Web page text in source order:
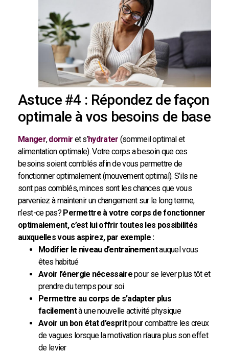
Astuce #4 : Répondez de façon
optimale à vos besoins de base
Manger,dormir et s’hydrater (sommeil optimal et
alimentation optimale). Votre corps a besoin que ces
besoins soient comblés afin de vous permettre de
fonctionner optimalement (mouvement optimal). S’ils ne
sont pas comblés, minces sont les chances que vous
parveniez à maintenir un changement sur le long terme,
n’est-ce pas? Permettre à votre corps de fonctionner
optimalement, c’est lui offrir toutes les possibilités
auxquelles vous aspirez, par exemple :
Modifier le niveau d’entraînementauquel vous
êtes habitué
Avoir l’énergie nécessairepour se lever plus tôt et
prendre du temps pour soi
Permettre au corps de s’adapter plus
facilementà une nouvelle activité physique
Avoir un bon état d’espritpour combattre les creux
de vagues lorsque la motivation n’aura plus son effet
de levier